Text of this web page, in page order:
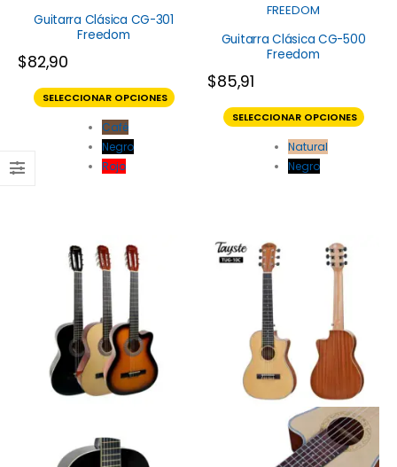
Guitarra Clásica CG-301
Freedom
$82,90
SELECCIONAR OPCIONES
Café
Negro
Rojo
FREEDOM
Guitarra Clásica CG-500
Freedom
$85,91
SELECCIONAR OPCIONES
Natural
Negro